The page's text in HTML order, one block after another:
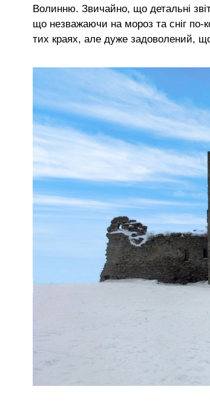
Волинню. Звичайно, що детальні
що незважаючи на мороз та сніг по-
тих краях, але дуже задоволений,